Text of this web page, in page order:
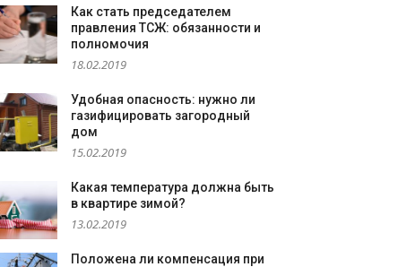
Как стать председателем
правления ТСЖ: обязанности и
полномочия
18.02.2019
Удобная опасность: нужно ли
газифицировать загородный
дом
15.02.2019
Какая температура должна быть
в квартире зимой?
13.02.2019
Положена ли компенсация при